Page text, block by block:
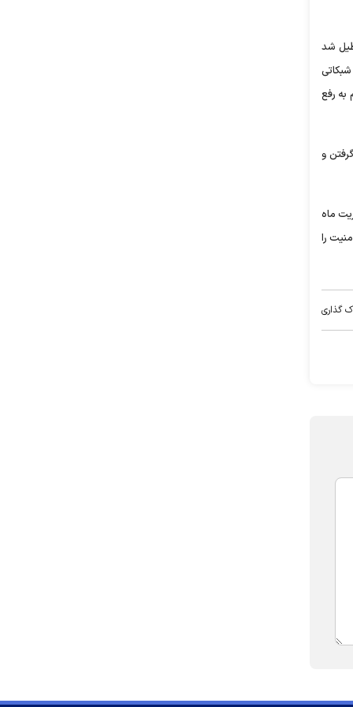
هست که اتاق‌های چت یاهو معروف‌ترین اون‌ها هستش که در تاریخ ۱۴ دسامبر ۲۰۱۲ تعطیل شد
رفع
و
ماه
را
گذاری